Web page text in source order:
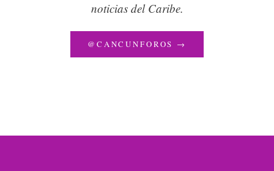
noticias del Caribe.
@CANCUNFOROS →